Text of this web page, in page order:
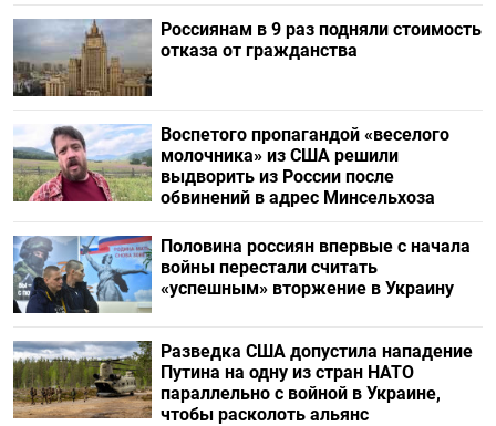
Россиянам в 9 раз подняли стоимость
отказа от гражданства
Воспетого пропагандой «веселого
молочника» из США решили
выдворить из России после
обвинений в адрес Минсельхоза
Половина россиян впервые с начала
войны перестали считать
«успешным» вторжение в Украину
Разведка США допустила нападение
Путина на одну из стран НАТО
параллельно с войной в Украине,
чтобы расколоть альянс